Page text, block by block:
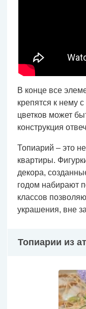
В конце все
крепятся к нему
цветков может
конструкция
Топиарий – это
квартиры.
декора,
годом набирают
классов
украшения, вне
Топиарии из